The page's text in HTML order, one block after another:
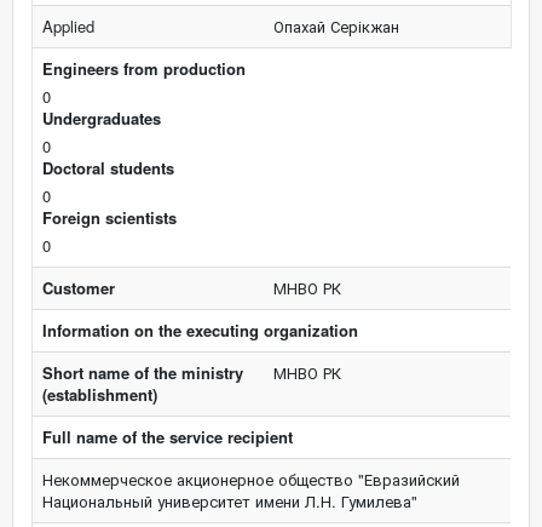
Applied
Опахай Серікжан
Engineers from production
0
Undergraduates
0
Doctoral students
0
Foreign scientists
0
Customer
МНВО РК
Information on the executing organization
Short name of the ministry
(establishment)
МНВО РК
Full name of the service recipient
Некоммерческое акционерное общество "Евразийский
Национальный университет имени Л.Н. Гумилева"